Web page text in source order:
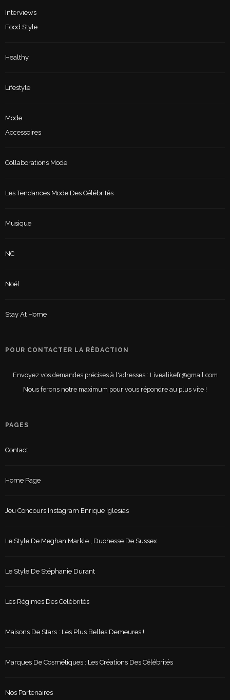
Interviews
Food Style
Healthy
Lifestyle
Mode
Accessoires
Collaborations Mode
Les Tendances Mode Des Célébrités
Musique
NC
Noël
Stay At Home
POUR CONTACTER LA RÉDACTION
Envoyez vos demandes précises à l'adresses : Livealikefr@gmail.com
Nous ferons notre maximum pour vous répondre au plus vite !
PAGES
Contact
Home Page
Jeu Concours Instagram Enrique Iglesias
Le Style De Meghan Markle , Duchesse De Sussex
Le Style De Stéphanie Durant
Les Régimes Des Célébrités
Maisons De Stars : Les Plus Belles Demeures !
Marques De Cosmétiques : Les Créations Des Célébrités
Nos Partenaires